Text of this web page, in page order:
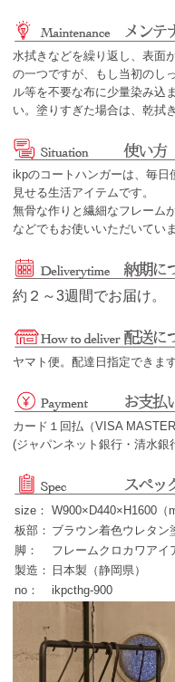
水拭きなどを繰り返し、表面
の一つですが、もし当初のし
ル等を不要な布に少量染み込
い。塗りすぎた場合は、乾拭
ikpのコートハンガーは、毎日
見せる生活アイテムです。
無骨な作りと繊細なフレーム
などでもお使いいただいていま
約２～3週間でお届け。
ヤマト便。配達日指定できます
カード１回払（VISA
(ジャパンネット銀行・清水銀
size： W900×D440×H1600（
板部： ブラウン着色ウレタン
脚：
フレームクロカワアイ
製造：
日本製（静岡県）
no：
ikpcthg-900